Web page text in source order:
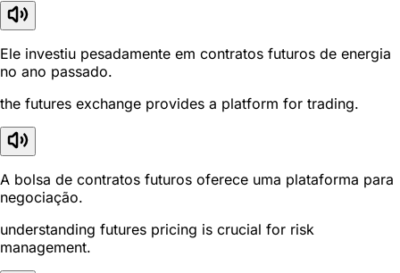
Ele investiu pesadamente em contratos futuros de energia
no ano passado.
the futures exchange provides a platform for trading.
A bolsa de contratos futuros oferece uma plataforma para
negociação.
understanding futures pricing is crucial for risk
management.